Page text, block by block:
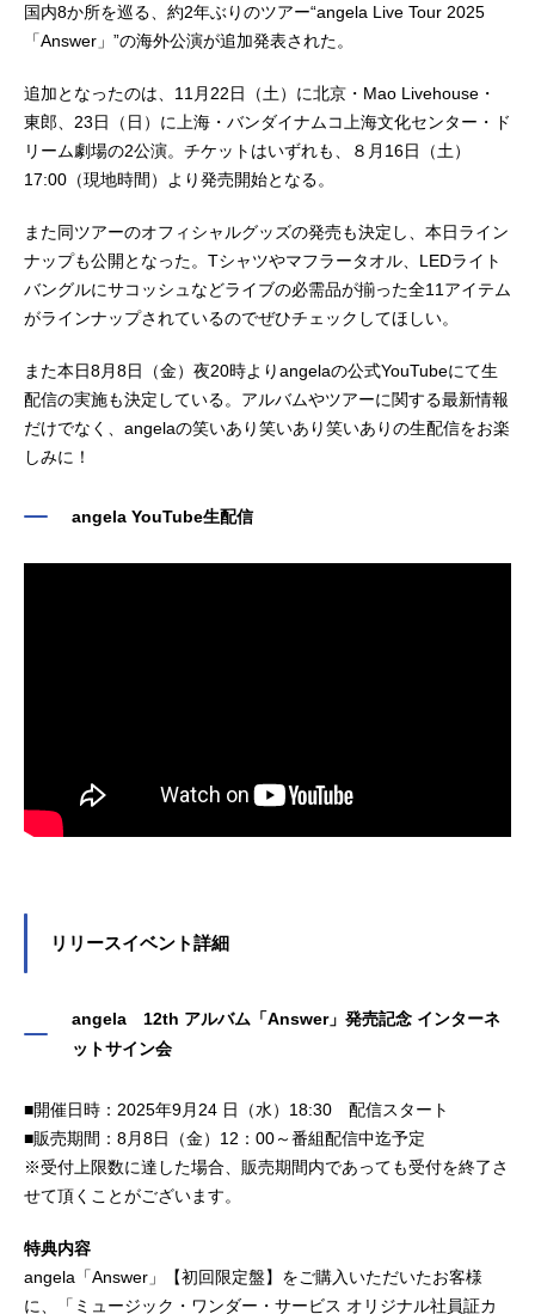
国内8か所を巡る、約2年ぶりのツアー“angela Live Tour 2025
「Answer」”の海外公演が追加発表された。
追加となったのは、11月22日（土）に北京・Mao Livehouse・
東郎、23日（日）に上海・バンダイナムコ上海文化センター・ド
リーム劇場の2公演。チケットはいずれも、８月16日（土）
17:00（現地時間）より発売開始となる。
また同ツアーのオフィシャルグッズの発売も決定し、本日ライン
ナップも公開となった。Tシャツやマフラータオル、LEDライト
バングルにサコッシュなどライブの必需品が揃った全11アイテム
がラインナップされているのでぜひチェックしてほしい。
また本日8月8日（金）夜20時よりangelaの公式YouTubeにて生
配信の実施も決定している。アルバムやツアーに関する最新情報
だけでなく、angelaの笑いあり笑いあり笑いありの生配信をお楽
しみに！
angela YouTube生配信
リリースイベント詳細
angela 12th アルバム「Answer」発売記念 インターネ
ットサイン会
■開催日時：2025年9月24 日（水）18:30 配信スタート
■販売期間：8月8日（金）12：00～番組配信中迄予定
※受付上限数に達した場合、販売期間内であっても受付を終了さ
せて頂くことがございます。
特典内容
angela「Answer」【初回限定盤】をご購入いただいたお客様
に、「ミュージック・ワンダー・サービス オリジナル社員証カ